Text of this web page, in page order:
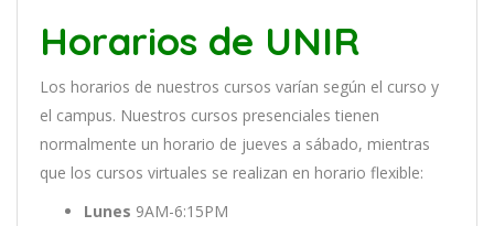
Horarios de UNIR
Los horarios de nuestros cursos varían según el curso y
el campus. Nuestros cursos presenciales tienen
normalmente un horario de jueves a sábado, mientras
que los cursos virtuales se realizan en horario flexible:
Lunes 9AM-6:15PM